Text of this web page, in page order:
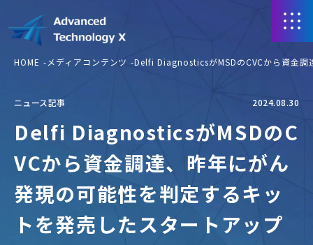
HOME メディアコンテンツ Delfi DiagnosticsがMSDのCVCから資金調
ニュース記事 2024.08.30
Delfi DiagnosticsがMSDのC
VCから資金調達、昨年にがん
発現の可能性を判定するキッ
トを発売したスタートアップ